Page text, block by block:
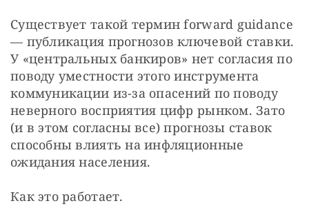
Существует такой термин forward guidance
— публикация прогнозов ключевой ставки.
У «центральных банкиров» нет согласия по
поводу уместности этого инструмента
коммуникации из-за опасений по поводу
неверного восприятия цифр рынком. Зато
(и в этом согласны все) прогнозы ставок
способны влиять на инфляционные
ожидания населения.
Как это работает.